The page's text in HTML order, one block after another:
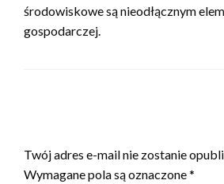
środowiskowe są nieodłącznym
gospodarczej.
Twój adres e-mail nie zostanie
Wymagane pola są oznaczone*